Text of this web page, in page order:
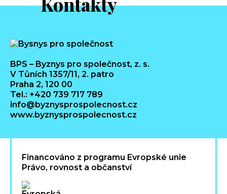
BPS – Byznys pro společnost, z. s.
V Tůních 1357/11, 2. patro
Praha 2, 120 00
Tel.: +420 739 717 789
info@byznysprospolecnost.cz
www.byznysprospolecnost.cz
Financováno z programu Evropské unie
Právo, rovnost a občanství